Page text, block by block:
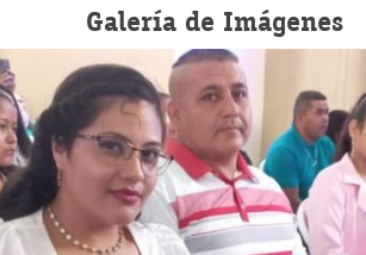
Galería de Imágenes